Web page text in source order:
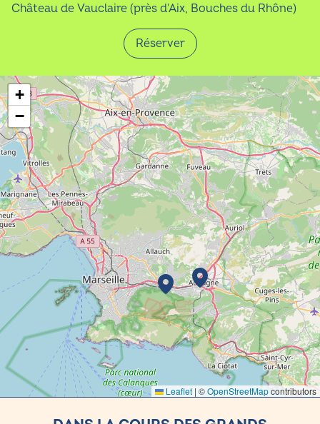
Château de Vauclaire (près d'Aix, Bouches du Rhône)
Réserver
+
−
Leaflet | ©OpenStreetMapcontributors